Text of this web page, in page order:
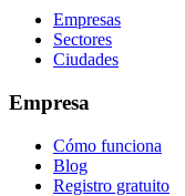
Empresas
Sectores
Ciudades
Empresa
Cómo funciona
Blog
Registro gratuito